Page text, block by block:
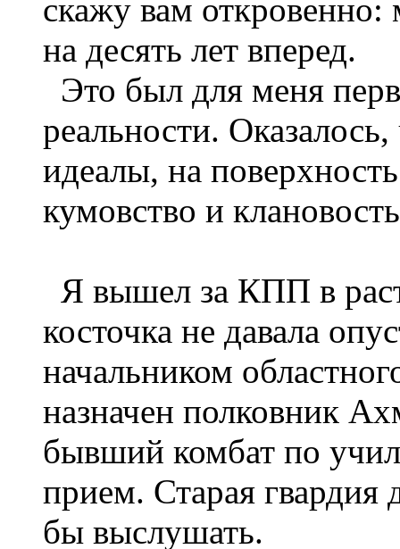
скажу вам откровенно:
на десять лет вперед.
Это был для меня
реальности.
идеалы, на
кумовство и
Я вышел за КПП в
косточка не давала
начальником
назначен полковник
бывший комбат по
прием. Старая гвардия
бы выслушать.